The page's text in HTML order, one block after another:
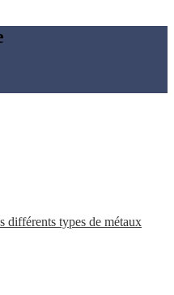
différents types de métaux